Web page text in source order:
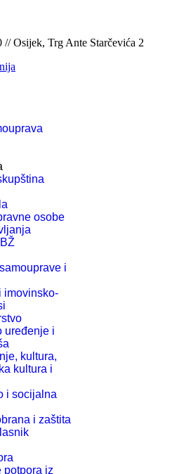
// Osijek, Trg Ante Starčevića 2
osobe
i
imovinsko-
uređenje i
kultura,
kultura i
i socijalna
i zaštita
potpora iz